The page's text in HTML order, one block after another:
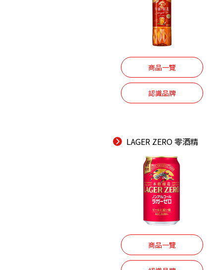
商品一覽
認識品牌
LAGER ZERO 零酒精
商品一覽